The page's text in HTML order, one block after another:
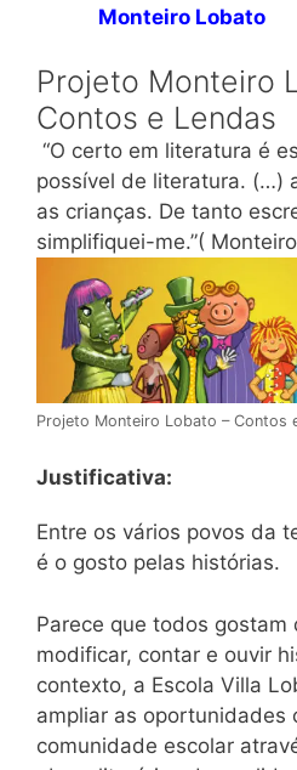
Monteiro Lobato
Projeto Monteiro
Contos e Lendas
“O certo em literatura é
possível de literatura. (…)
as crianças. De tanto
simplifiquei-me.”(
Projeto Monteiro Lobato – Contos
Justificativa:
Entre os vários povos da
é o gosto pelas histórias.
Parece que todos gostam
modificar, contar e ouvir
contexto, a Escola Villa
ampliar as oportunidades
comunidade escolar